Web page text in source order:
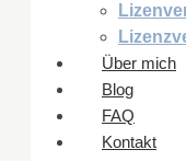
Über mich
Blog
FAQ
Kontakt